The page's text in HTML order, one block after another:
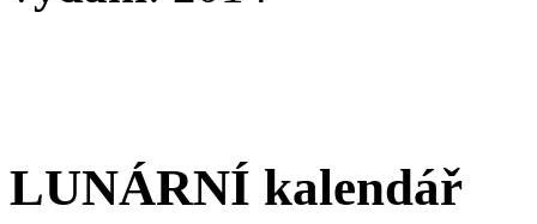
LUNÁRNÍ kalendář